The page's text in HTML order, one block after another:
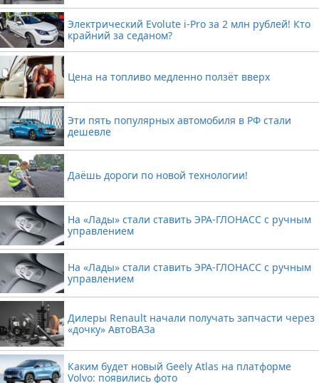
Электрический Evolute i-Pro за 2 млн рублей! Кто
крайний за седаном?
Цена на топливо медленно ползёт вверх
Эти пять популярных автомобиля в РФ стали
дешевле
Даёшь дороги по новой технологии!
На «Лады» стали ставить ЭРА-ГЛОНАСС с ручным
управлением
На «Лады» стали ставить ЭРА-ГЛОНАСС с ручным
управлением
Дилеры Renault начали получать запчасти через
«дочку» АвтоВАЗа
Каким будет новый Geely Atlas на платформе
Volvo: появились фото